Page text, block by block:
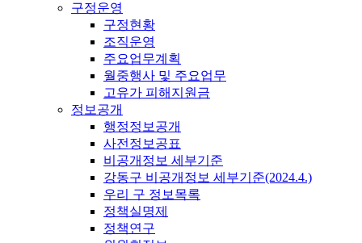
구정운영
구정현황
조직운영
주요업무계획
월중행사 및 주요업무
고유가 피해지원금
정보공개
행정정보공개
사전정보공표
비공개정보 세부기준
강동구 비공개정보 세부기준(2024.4.)
우리 구 정보목록
정책실명제
정책연구